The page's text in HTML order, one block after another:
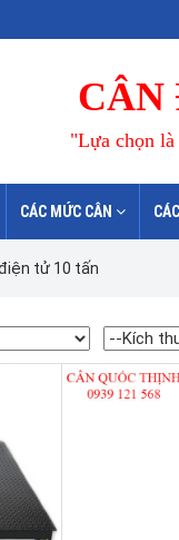
CÂN
"Lựa chọn
CÁC MỨC CÂN
tử 10 tấn